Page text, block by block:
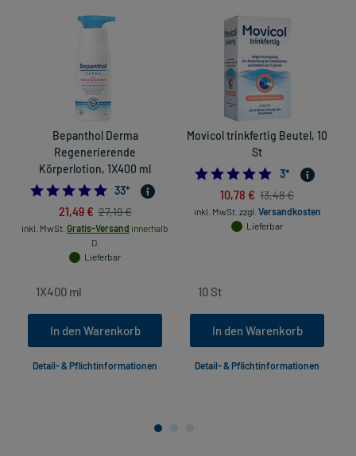
Bepanthol Derma
Regenerierende
Körperlotion, 1X400 ml
5.0
33*
21,49 € 27,19 €
inkl. MwSt. Gratis-Versand innerhalb
D.
Lieferbar
In den Warenkorb
Detail- & Pflichtinformationen
Movicol trinkfertig Beutel, 10
St
5.0
3*
10,78 € 13,48 €
inkl. MwSt. zzgl. Versandkosten
Lieferbar
In den Warenkorb
Detail- & Pflichtinformationen